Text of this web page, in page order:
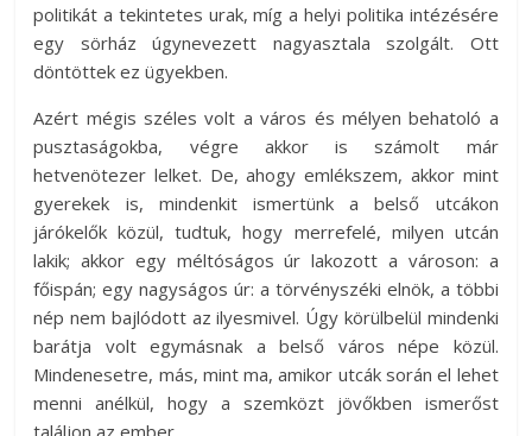
politikát a tekintetes urak, míg a helyi politika intézésére
egy sörház úgynevezett nagyasztala szolgált. Ott
döntöttek ez ügyekben.
Azért mégis széles volt a város és mélyen behatoló a
pusztaságokba, végre akkor is számolt már
hetvenötezer lelket. De, ahogy emlékszem, akkor mint
gyerekek is, mindenkit ismertünk a belső utcákon
járókelők közül, tudtuk, hogy merrefelé, milyen utcán
lakik; akkor egy méltóságos úr lakozott a városon: a
főispán; egy nagyságos úr: a törvényszéki elnök, a többi
nép nem bajlódott az ilyesmivel. Úgy körülbelül mindenki
barátja volt egymásnak a belső város népe közül.
Mindenesetre, más, mint ma, amikor utcák során el lehet
menni anélkül, hogy a szemközt jövőkben ismerőst
találjon az ember.